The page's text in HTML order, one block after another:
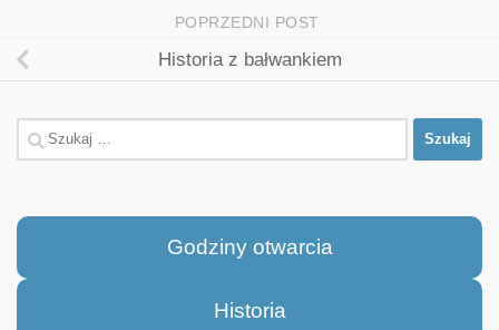
POPRZEDNI POST
Historia z bałwankiem
Szukaj:
Godziny otwarcia
Historia